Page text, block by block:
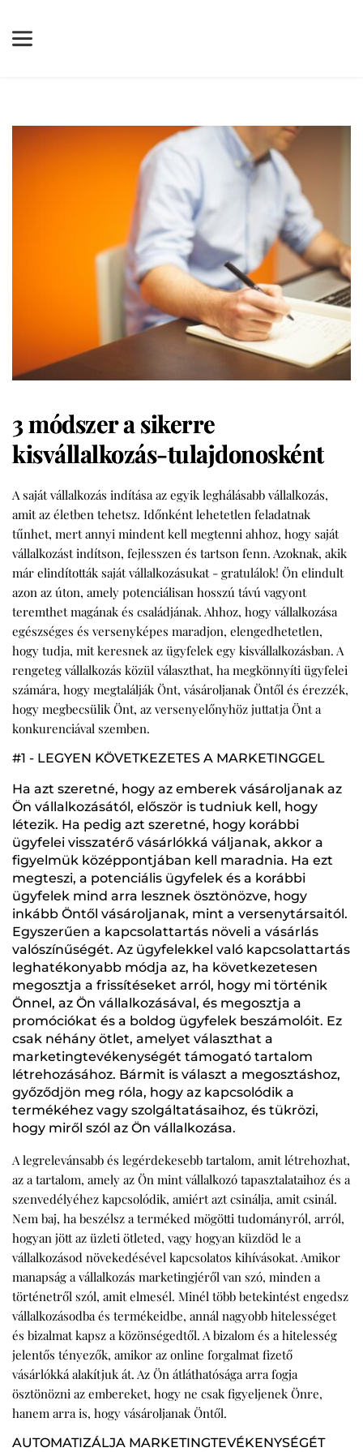
3 módszer a sikerre
kisvállalkozás-tulajdonosként
A saját vállalkozás indítása az egyik leghálásabb vállalkozás,
amit az életben tehetsz. Időnként lehetetlen feladatnak
tűnhet, mert annyi mindent kell megtenni ahhoz, hogy saját
vállalkozást indítson, fejlesszen és tartson fenn. Azoknak, akik
már elindították saját vállalkozásukat - gratulálok! Ön elindult
azon az úton, amely potenciálisan hosszú távú vagyont
teremthet magának és családjának. Ahhoz, hogy vállalkozása
egészséges és versenyképes maradjon, elengedhetetlen,
hogy tudja, mit keresnek az ügyfelek egy kisvállalkozásban. A
rengeteg vállalkozás közül választhat, ha megkönnyíti ügyfelei
számára, hogy megtalálják Önt, vásároljanak Öntől és érezzék,
hogy megbecsülik Önt, az versenyelőnyhöz juttatja Önt a
konkurenciával szemben.
#1 - LEGYEN KÖVETKEZETES A MARKETINGGEL
Ha azt szeretné, hogy az emberek vásároljanak az
Ön vállalkozásától, először is tudniuk kell, hogy
létezik. Ha pedig azt szeretné, hogy korábbi
ügyfelei visszatérő vásárlókká váljanak, akkor a
figyelmük középpontjában kell maradnia. Ha ezt
megteszi, a potenciális ügyfelek és a korábbi
ügyfelek mind arra lesznek ösztönözve, hogy
inkább Öntől vásároljanak, mint a versenytársaitól.
Egyszerűen a kapcsolattartás növeli a vásárlás
valószínűségét. Az ügyfelekkel való kapcsolattartás
leghatékonyabb módja az, ha következetesen
megosztja a frissítéseket arról, hogy mi történik
Önnel, az Ön vállalkozásával, és megosztja a
promóciókat és a boldog ügyfelek beszámolóit. Ez
csak néhány ötlet, amelyet választhat a
marketingtevékenységét támogató tartalom
létrehozásához. Bármit is választ a megosztáshoz,
győződjön meg róla, hogy az kapcsolódik a
termékéhez vagy szolgáltatásaihoz, és tükrözi,
hogy miről szól az Ön vállalkozása.
A legrelevánsabb és legérdekesebb tartalom, amit létrehozhat,
az a tartalom, amely az Ön mint vállalkozó tapasztalataihoz és a
szenvedélyéhez kapcsolódik, amiért azt csinálja, amit csinál.
Nem baj, ha beszélsz a terméked mögötti tudományról, arról,
hogyan jött az üzleti ötleted, vagy hogyan küzdöd le a
vállalkozásod növekedésével kapcsolatos kihívásokat. Amikor
manapság a vállalkozás marketingjéről van szó, minden a
történetről szól, amit elmesél. Minél több betekintést engedsz
vállalkozásodba és termékeidbe, annál nagyobb hitelességet
és bizalmat kapsz a közönségedtől. A bizalom és a hitelesség
jelentős tényezők, amikor az online forgalmat fizető
vásárlókká alakítjuk át. Az Ön átláthatósága arra fogja
ösztönözni az embereket, hogy ne csak figyeljenek Önre,
hanem arra is, hogy vásároljanak Öntől.
AUTOMATIZÁLJA MARKETINGTEVÉKENYSÉGÉT